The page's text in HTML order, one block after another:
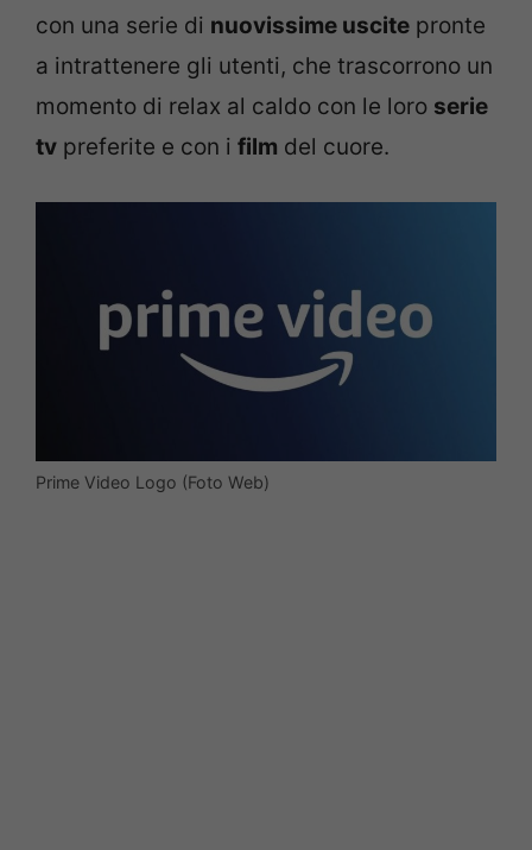
con una serie di nuovissime uscite pronte
a intrattenere gli utenti, che trascorrono un
momento di relax al caldo con le loro serie
tv preferite e con i film del cuore.
Prime Video Logo (Foto Web)